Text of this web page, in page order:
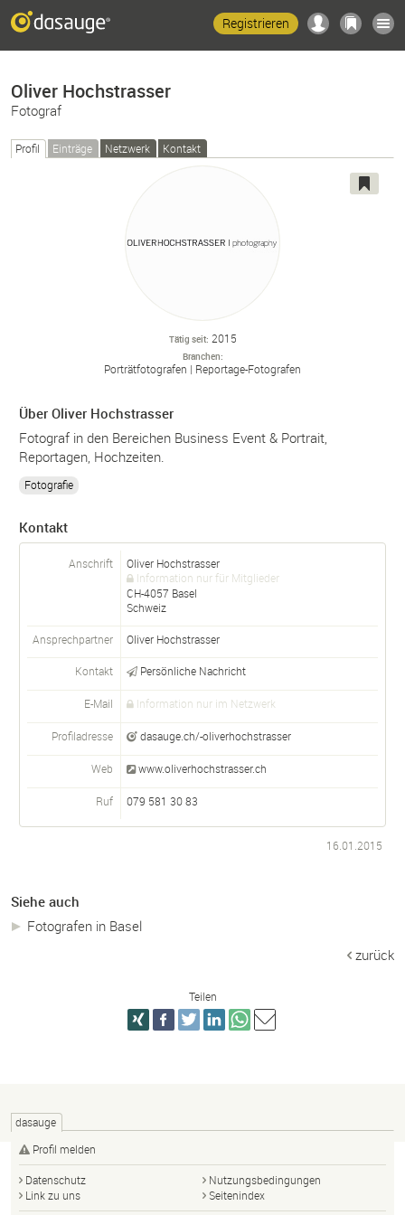
Registrieren
Oliver Hochstrasser
Fotograf
Profil Einträge Netzwerk Kontakt
Tätig seit 2015
Branchen
Porträtfotografen Reportage-Fotografen
Über Oliver Hochstrasser
Fotograf in den Bereichen Business Event & Portrait,
Reportagen, Hochzeiten.
Fotografie
Kontakt
Anschrift
Oliver Hochstrasser
Information nur für Mitglieder
CH-4057 Basel
Schweiz
Ansprechpartner Oliver Hochstrasser
Kontakt Persönliche Nachricht
E-Mail Information nur im Netzwerk
Profiladresse dasauge.ch/-oliverhochstrasser
Web www.oliverhochstrasser.ch
Ruf 079 581 30 83
16.01.2015
Siehe auch
Fotografen in Basel
zurück
Teilen
dasauge
Profil melden
Datenschutz
Nutzungsbedingungen
Link zu uns
Seitenindex